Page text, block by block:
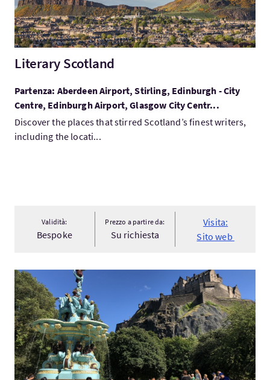
Literary Scotland
Partenza: Aberdeen Airport, Stirling, Edinburgh - City
Centre, Edinburgh Airport, Glasgow City Centr...
Discover the places that stirred Scotland’s finest writers,
including the locati...
Validità:
Bespoke
Prezzo a partire da:
Su richiesta
Visita:
Sito web
Visita:Customised Private Edinburgh Walking Tour (4 hours)